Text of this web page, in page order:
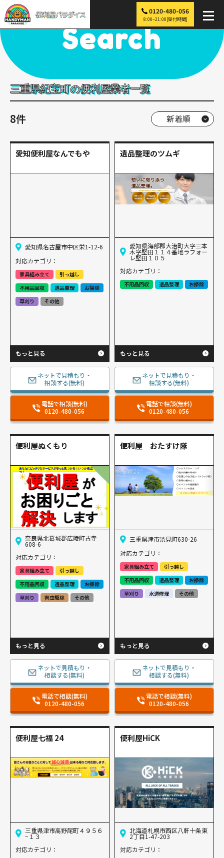
0120-480-056
8:00~21:00[受付時間]
便利屋パラダイス > 探す > 紀宝町
Search
三重県紀宝町の便利屋業者一覧
8件
愛知便利屋なんでもや
愛知県名古屋市中区栄1-12-6
対応カテゴリ：
家具組み立て
引っ越し
不用品回収
遺品整理
お掃除
草刈り
その他
もっと見る
ネットで見積もり・
相談する(無料)
電話で相談(無料)
0120-480-056
遺品整理のツムギ
愛知県海部郡大治町大字三本
木字堅田１１４番地ラフォー
レ堅田１０５
対応カテゴリ：
不用品回収 遺品整理 お掃除
もっと見る
ネットで見積もり・
相談する(無料)
電話で相談(無料)
0120-480-056
便利屋ぬくもり
奈良県北葛城郡広陵町古寺
608-6
対応カテゴリ：
家具組み立て
引っ越し
不用品回収
遺品整理
お掃除
草刈り
害虫駆除 その他
もっと見る
ネットで見積もり・
相談する(無料)
電話で相談(無料)
0120-480-056
便利屋 おたすけ隊
三重県津市渋見町630-26
対応カテゴリ：
家具組み立て
引っ越し
不用品回収
遺品整理
お掃除
草刈り
水道修理 その他
もっと見る
ネットで見積もり・
相談する(無料)
電話で相談(無料)
0120-480-056
便利屋七福 24
三重県津市高野尾町４９５６
−１３
対応カテゴリ：
便利屋HiCK
北海道札幌市西区八軒十条東
2丁目1-47-203
対応カテゴリ：